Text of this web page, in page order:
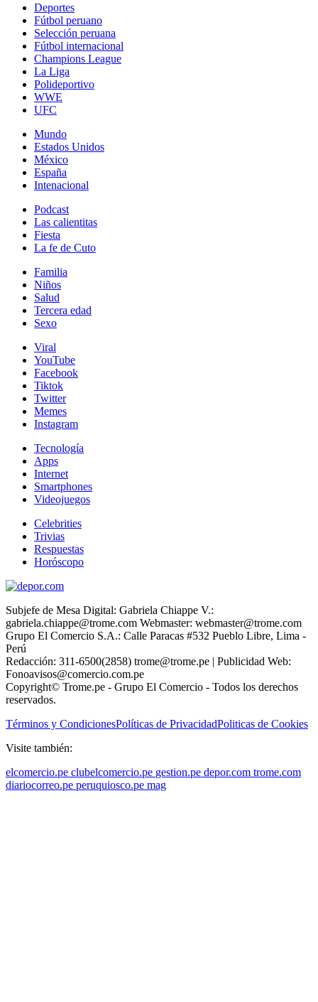
Deportes
Fútbol peruano
Selección peruana
Fútbol internacional
Champions League
La Liga
Polideportivo
WWE
UFC
Mundo
Estados Unidos
México
España
Intenacional
Podcast
Las calientitas
Fiesta
La fe de Cuto
Familia
Niños
Salud
Tercera edad
Sexo
Viral
YouTube
Facebook
Tiktok
Twitter
Memes
Instagram
Tecnología
Apps
Internet
Smartphones
Videojuegos
Celebrities
Trivias
Respuestas
Horóscopo
Subjefe de Mesa Digital: Gabriela Chiappe V.:
gabriela.chiappe@trome.com Webmaster: webmaster@trome.com
Grupo El Comercio S.A.: Calle Paracas #532 Pueblo Libre, Lima -
Perú
Redacción: 311-6500(2858) trome@trome.pe | Publicidad Web:
Fonoavisos@comercio.com.pe
Copyright© Trome.pe - Grupo El Comercio - Todos los derechos
reservados.
Términos y CondicionesPolíticas de PrivacidadPoliticas de Cookies
Visite también:
elcomercio.pe clubelcomercio.pe gestion.pe depor.com trome.com
diariocorreo.pe peruquiosco.pe mag